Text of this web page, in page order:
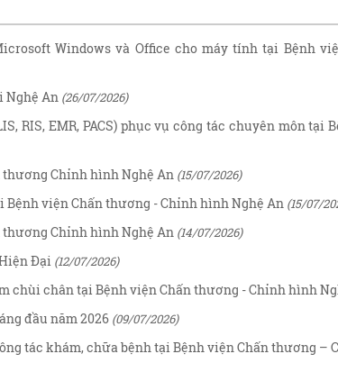
Windows và Office cho máy tính tại Bệnh
Nghệ An (26/07/2026)
RIS, EMR, PACS) phục vụ công tác chuyên môn
Chỉnh hình Nghệ An (15/07/2026)
viện Chấn thương - Chỉnh hình Nghệ An (15/07/
Chỉnh hình Nghệ An (14/07/2026)
Đại (12/07/2026)
chùi chân tại Bệnh viện Chấn thương - Chỉnh hình
đầu năm 2026 (09/07/2026)
tác khám, chữa bệnh tại Bệnh viện Chấn thương –